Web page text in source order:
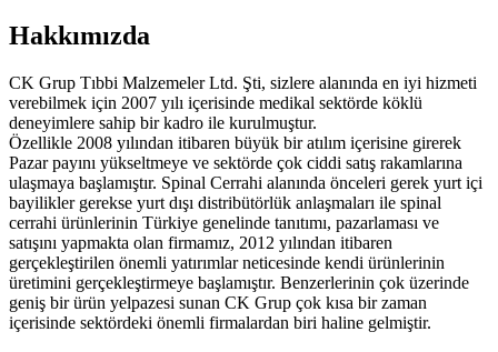
Hakkımızda
CK Grup Tıbbi Malzemeler Ltd. Şti, sizlere alanında en iyi hizmeti
verebilmek için 2007 yılı içerisinde medikal sektörde köklü
deneyimlere sahip bir kadro ile kurulmuştur.
Özellikle 2008 yılından itibaren büyük bir atılım içerisine girerek
Pazar payını yükseltmeye ve sektörde çok ciddi satış rakamlarına
ulaşmaya başlamıştır. Spinal Cerrahi alanında önceleri gerek yurt içi
bayilikler gerekse yurt dışı distribütörlük anlaşmaları ile spinal
cerrahi ürünlerinin Türkiye genelinde tanıtımı, pazarlaması ve
satışını yapmakta olan firmamız, 2012 yılından itibaren
gerçekleştirilen önemli yatırımlar neticesinde kendi ürünlerinin
üretimini gerçekleştirmeye başlamıştır. Benzerlerinin çok üzerinde
geniş bir ürün yelpazesi sunan CK Grup çok kısa bir zaman
içerisinde sektördeki önemli firmalardan biri haline gelmiştir.